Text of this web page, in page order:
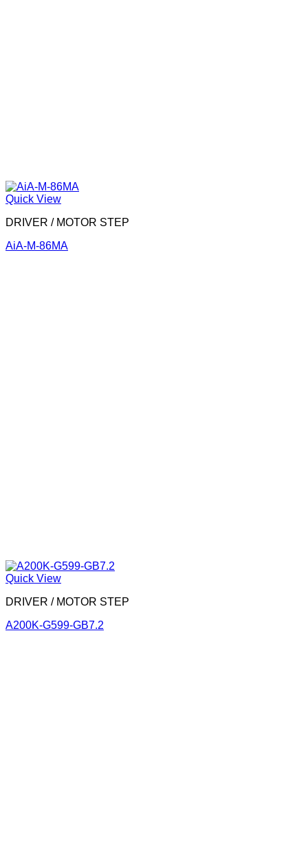
Quick View
DRIVER / MOTOR STEP
AiA-M-86MA
Quick View
DRIVER / MOTOR STEP
A200K-G599-GB7.2